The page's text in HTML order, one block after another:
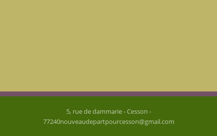
5, rue de dammarie - Cesson -
77240nouveaudepartpourcesson@gmail.com